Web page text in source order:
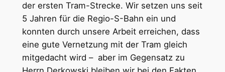
der ersten Tram-Strecke. Wir setzen uns seit
5 Jahren für die Regio-S-Bahn ein und
konnten durch unsere Arbeit erreichen, dass
eine gute Vernetzung mit der Tram gleich
mitgedacht wird – aber im Gegensatz zu